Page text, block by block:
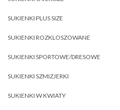
SUKIENKI PLUS SIZE
SUKIENKI ROZKLOSZOWANE
SUKIENKI SPORTOWE/DRESOWE
SUKIENKI SZMIZJERKI
SUKIENKI W KWIATY